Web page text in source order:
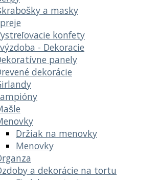
a masky
konfety
- Dekoracie
panely
dekorácie
Držiak na menovky
Menovky
a dekorácie na tortu